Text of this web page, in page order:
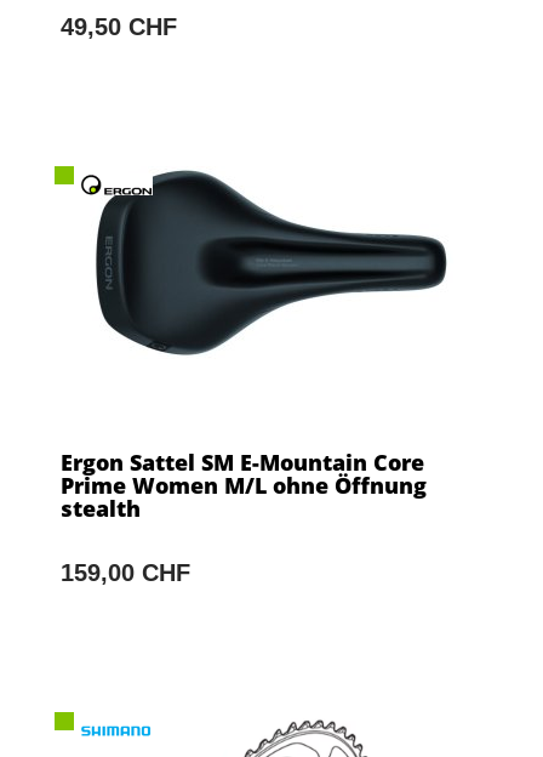
49,50 CHF
Ergon Sattel SM E-Mountain Core
Prime Women M/L ohne Öffnung
stealth
159,00 CHF